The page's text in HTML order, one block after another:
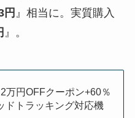
円 』相当に。実質購入
』。
万円OFFクーポン+60％
ドトラッキング対応機